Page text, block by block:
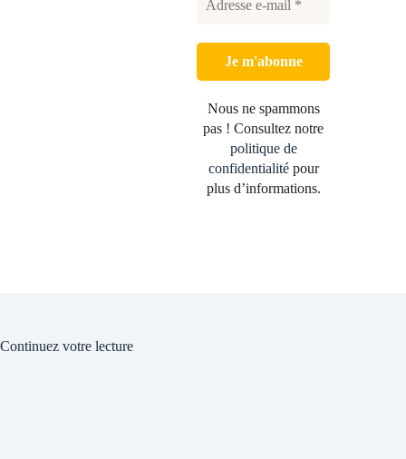
Nous ne spammons
pas ! Consultez notre
politique de
confidentialitépour
plus d’informations.
Continuez votre lecture